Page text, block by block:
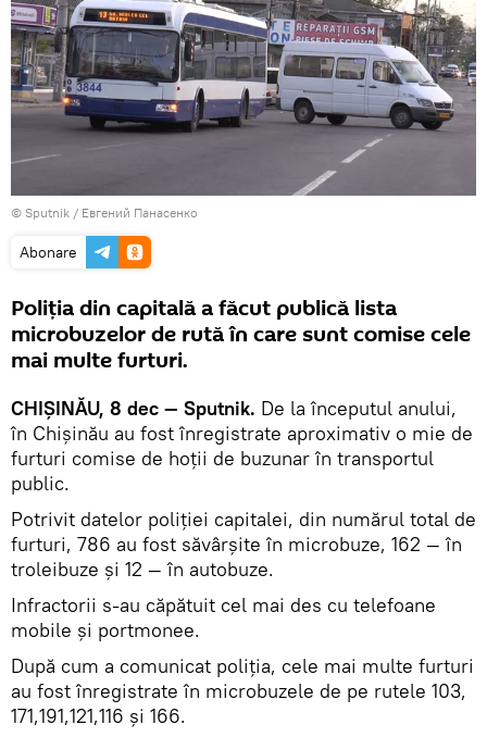
© Sputnik / Евгений Панасенко
Abonare
Poliția din capitală a făcut publică lista
microbuzelor de rută în care sunt comise cele
mai multe furturi.
CHIȘINĂU, 8 dec — Sputnik. De la începutul anului,
în Chișinău au fost înregistrate aproximativ o mie de
furturi comise de hoții de buzunar în transportul
public.
Potrivit datelor poliției capitalei, din numărul total de
furturi, 786 au fost săvârșite în microbuze, 162 — în
troleibuze și 12 — în autobuze.
Infractorii s-au căpătuit cel mai des cu telefoane
mobile și portmonee.
După cum a comunicat poliția, cele mai multe furturi
au fost înregistrate în microbuzele de pe rutele 103,
171,191,121,116 și 166.